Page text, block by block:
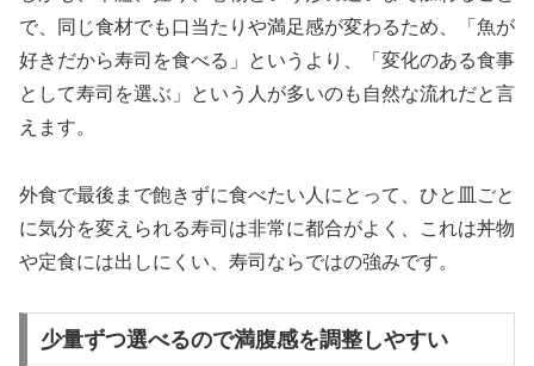
で、同じ食材でも口当たりや満足感が変わるため、「魚が
好きだから寿司を食べる」というより、「変化のある食事
として寿司を選ぶ」という人が多いのも自然な流れだと言
えます。
外食で最後まで飽きずに食べたい人にとって、ひと皿ごと
に気分を変えられる寿司は非常に都合がよく、これは丼物
や定食には出しにくい、寿司ならではの強みです。
少量ずつ選べるので満腹感を調整しやすい